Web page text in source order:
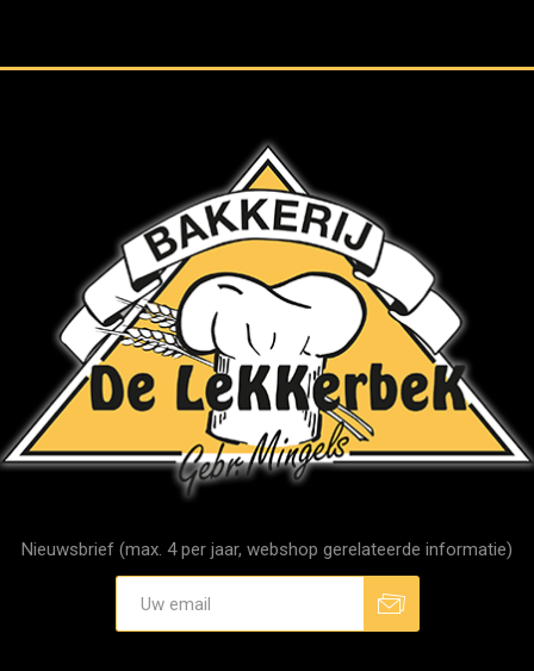
Nieuwsbrief (max. 4 per jaar, webshop gerelateerde informatie)